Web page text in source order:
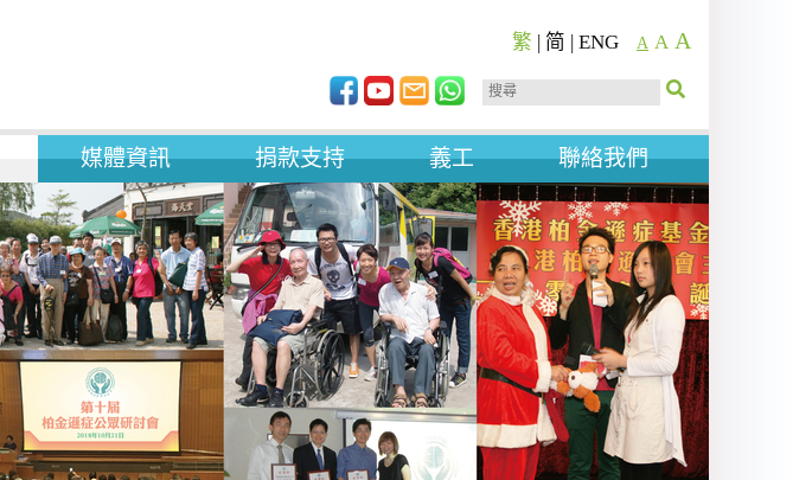
繁 | 简 | ENG A A A
媒體資訊 捐款支持 義工 聯絡我們